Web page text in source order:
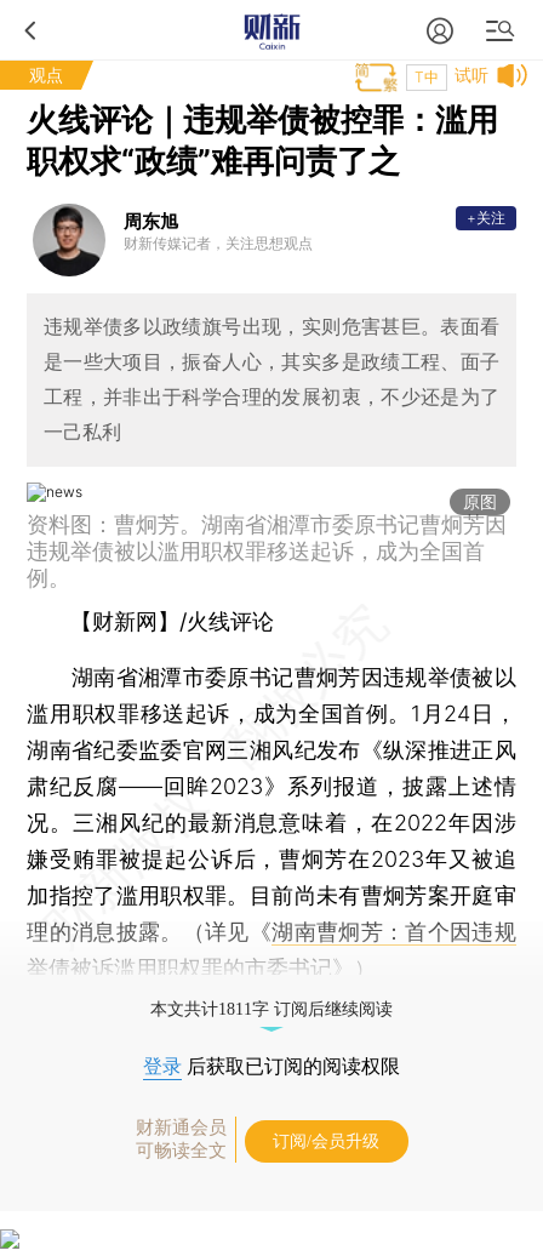
观点 试听
T中
火线评论｜违规举债被控罪：滥用
职权求“政绩”难再问责了之
周东旭
财新传媒记者，关注思想观点
+关注
违规举债多以政绩旗号出现，实则危害甚巨。表面看
是一些大项目，振奋人心，其实多是政绩工程、面子
工程，并非出于科学合理的发展初衷，不少还是为了
一己私利
原图
资料图：曹炯芳。湖南省湘潭市委原书记曹炯芳因
违规举债被以滥用职权罪移送起诉，成为全国首
例。
【财新网】/火线评论
湖南省湘潭市委原书记曹炯芳因违规举债被以
滥用职权罪移送起诉，成为全国首例。1月24日，
湖南省纪委监委官网三湘风纪发布《纵深推进正风
肃纪反腐——回眸2023》系列报道，披露上述情
况。三湘风纪的最新消息意味着，在2022年因涉
嫌受贿罪被提起公诉后，曹炯芳在2023年又被追
加指控了滥用职权罪。目前尚未有曹炯芳案开庭审
理的消息披露。（详见《湖南曹炯芳：首个因违规
举债被诉滥用职权罪的市委书记》）
本文共计1811字 订阅后继续阅读
登录 后获取已订阅的阅读权限
财新通会员
可畅读全文
订阅/会员升级